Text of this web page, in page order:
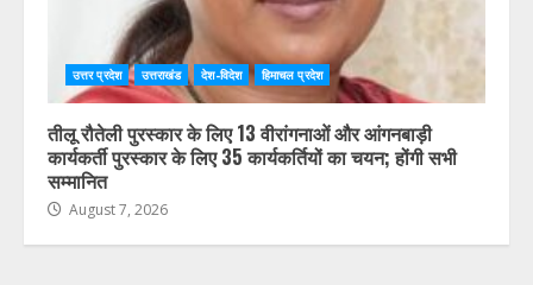
उत्तर प्रदेश उत्तराखंड देश-विदेश हिमाचल प्रदेश
तीलू रौतेली पुरस्कार के लिए 13 वीरांगनाओं और आंगनबाड़ी
कार्यकर्ती पुरस्कार के लिए 35 कार्यकर्तियों का चयन; होंगी सभी
सम्मानित
August 7, 2026